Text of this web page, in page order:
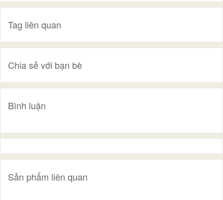
Tag liên quan
Chia sẻ với bạn bè
Bình luận
Sản phẩm liên quan